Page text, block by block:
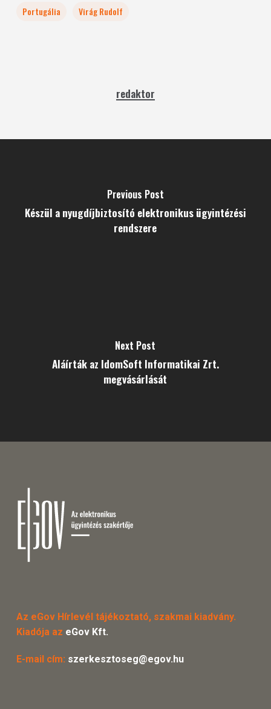
Portugália
Virág Rudolf
redaktor
Previous Post
Készül a nyugdíjbiztosító elektronikus ügyintézési
rendszere
Next Post
Aláírták az IdomSoft Informatikai Zrt.
megvásárlását
Az eGov Hírlevél tájékoztató, szakmai kiadvány.
Kiadója az eGov Kft.
E-mail cím: szerkesztoseg@egov.hu